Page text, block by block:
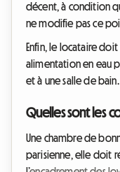
décent, à condition
ne modifie pas ce
Enfin, le locataire
alimentation en eau
et à une salle de bain.
Quelles sont les
Une chambre de
parisienne, elle doit